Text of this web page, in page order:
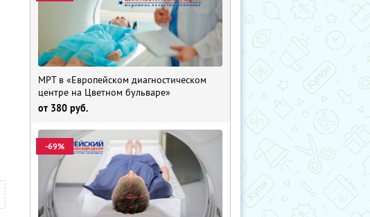
МРТ в «Европейском диагностическом
центре на Цветном бульваре»
от 380 руб.
-69%